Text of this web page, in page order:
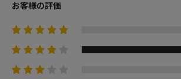
お客様の評価